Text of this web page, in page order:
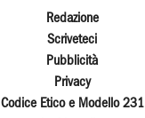
Redazione
Scriveteci
Pubblicità
Privacy
Codice Etico e Modello 231